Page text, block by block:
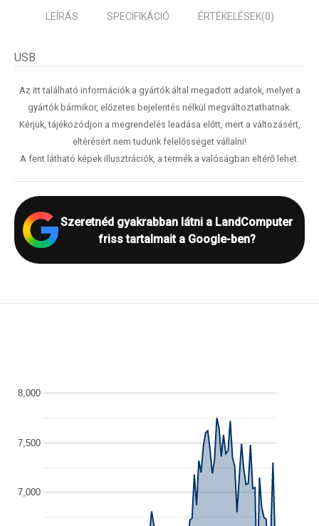
LEÍRÁS SPECIFIKÁCIÓ ÉRTÉKELÉSEK(0)
USB
Az itt található információk a gyártók által megadott adatok, melyet a
gyártók bármikor, előzetes bejelentés nélkül megváltoztathatnak.
Kérjük, tájékozódjon a megrendelés leadása előtt, mert a változásért,
eltérésért nem tudunk felelősséget vállalni!
A fent látható képek illusztrációk, a termék a valóságban eltérő lehet.
Szeretnéd gyakrabban látni a LandComputer
friss tartalmait a Google-ben?
7,000
7,500
8,000